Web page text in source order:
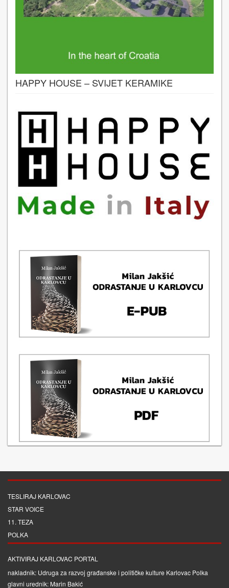
HAPPY HOUSE – SVIJET KERAMIKE
TESLIRAJ KARLOVAC
STAR VOICE
11. TEZA
POLKA
AKTIVIRAJ KARLOVAC PORTAL
nakladnik: Udruga za razvoj građanske i političke kulture Karlovac Polka
glavni urednik: Marin Bakić